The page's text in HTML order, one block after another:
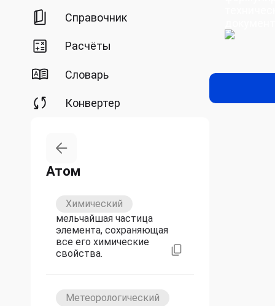
Справочник
Расчёты
Словарь
Конвертер
Атом
Химический
мельчайшая частица
элемента, сохраняющая
все его химические
свойства.
Метеорологический